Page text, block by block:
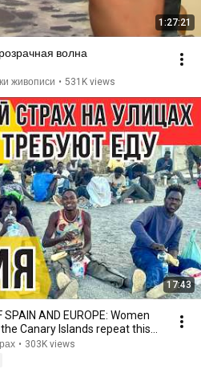
1:27:21
волна
живописи • 531K views
17:43
SPAIN AND EUROPE: Women
Canary Islands repeat this
• 303K views